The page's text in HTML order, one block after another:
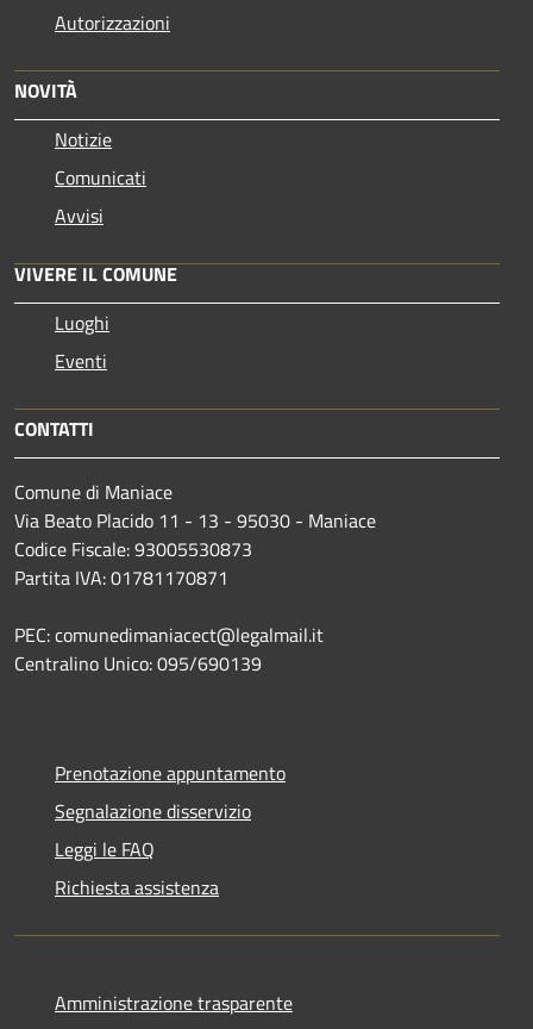
Autorizzazioni
NOVITÀ
Notizie
Comunicati
Avvisi
VIVERE IL COMUNE
Luoghi
Eventi
CONTATTI
Comune di Maniace
Via Beato Placido 11 - 13 - 95030 - Maniace
Codice Fiscale: 93005530873
Partita IVA: 01781170871
PEC: comunedimaniacect@legalmail.it
Centralino Unico: 095/690139
Prenotazione appuntamento
Segnalazione disservizio
Leggi le FAQ
Richiesta assistenza
Amministrazione trasparente